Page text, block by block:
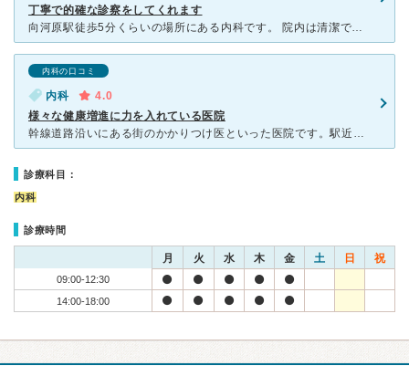
丁寧で的確な診察をしてくれます
向河原駅徒歩5分くらいの場所にある内科です。 院内は清潔で、あまり待たずに案内されます。院長は比較的若い男性の先生で、こちらの話を丁寧に聞いたうえで優しく診察してくれます。インフルエンザの検査（結果
内科の口コミ
内科
4.0
様々な健康増進に力を入れている医院
幹線道路沿いにある街のかかりつけ医といった医院です。駅近くで待合室も相対的に広くテレビや雑誌、加湿器などもあります。 受付の方もとても丁寧な方が多く、あまりこの医院で待たされた記憶もありません。
診療科目：
内科
診療時間
月 火 水 木 金 土 日 祝
09:00-12:30
14:00-18:00